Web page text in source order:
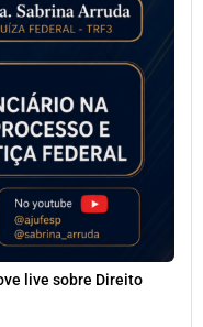
live sobre Direito